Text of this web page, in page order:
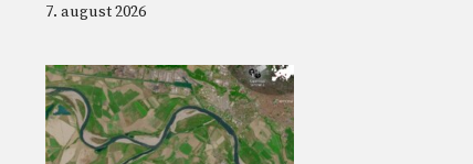
7. august 2026